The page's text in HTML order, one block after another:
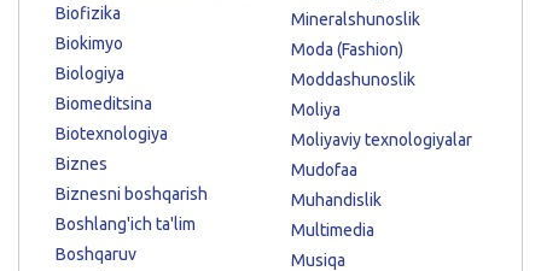
Biofizika
Biokimyo
Biologiya
Biomeditsina
Biotexnologiya
Biznes
Biznesni boshqarish
Boshlang'ich ta'lim
Boshqaruv
Mineralshunoslik
Moda (Fashion)
Moddashunoslik
Moliya
Moliyaviy texnologiyalar
Mudofaa
Muhandislik
Multimedia
Musiqa